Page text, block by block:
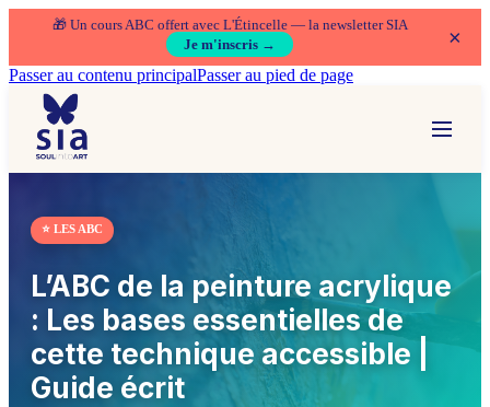
🎁 Un cours ABC offert avec L'Étincelle — la newsletter SIA
Je m'inscris →
×
Passer au contenu principalPasser au pied de page
⭐ LES ABC
L’ABC de la peinture acrylique
: Les bases essentielles de
cette technique accessible |
Guide écrit